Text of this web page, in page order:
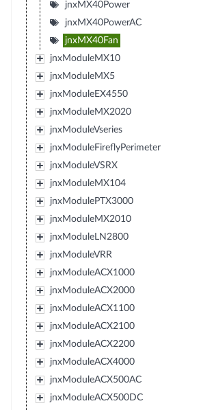
jnxMX40Power
jnxMX40PowerAC
jnxMX40Fan
jnxModuleMX10
jnxModuleMX5
jnxModuleEX4550
jnxModuleMX2020
jnxModuleVseries
jnxModuleFireflyPerimeter
jnxModuleVSRX
jnxModuleMX104
jnxModulePTX3000
jnxModuleMX2010
jnxModuleLN2800
jnxModuleVRR
jnxModuleACX1000
jnxModuleACX2000
jnxModuleACX1100
jnxModuleACX2100
jnxModuleACX2200
jnxModuleACX4000
jnxModuleACX500AC
jnxModuleACX500DC